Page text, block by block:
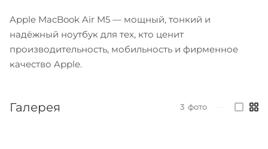
Apple MacBook Air M5 — мощный, тонкий и
надёжный ноутбук для тех, кто ценит
производительность, мобильность и фирменное
качество Apple.
Галерея 3 фото